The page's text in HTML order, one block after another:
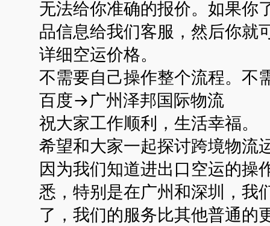
无法给你准确的报价。如果你
品信息给我们客服，然后你就
详细空运价格。
不需要自己操作整个流程。不
百度→广州泽邦国际物流
祝大家工作顺利，生活幸福。
希望和大家一起探讨跨境物流
因为我们知道进出口空运的操
悉，特别是在广州和深圳，我
了，我们的服务比其他普通的